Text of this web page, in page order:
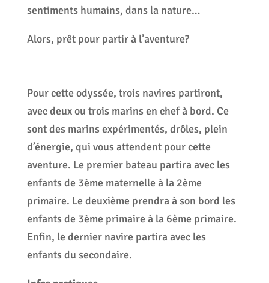
sentiments humains, dans la nature…
Alors, prêt pour partir à l’aventure?
Pour cette odyssée, trois navires partiront,
avec deux ou trois marins en chef à bord. Ce
sont des marins expérimentés, drôles, plein
d’énergie, qui vous attendent pour cette
aventure. Le premier bateau partira avec les
enfants de 3ème maternelle à la 2ème
primaire. Le deuxième prendra à son bord les
enfants de 3ème primaire à la 6ème primaire.
Enfin, le dernier navire partira avec les
enfants du secondaire.